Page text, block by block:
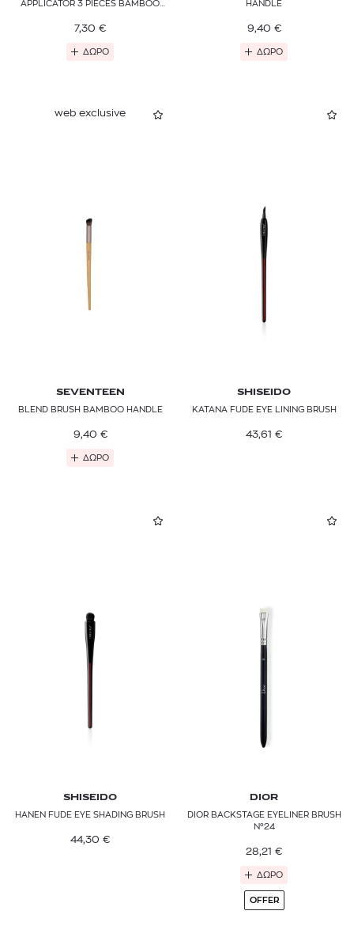
APPLICATOR 3 PIECES BAMBOO
7,30 €
ΔΩΡΟ
HANDLE
9,40 €
ΔΩΡΟ
web exclusive
SEVENTEEN
BLEND BRUSH BAMBOO HANDLE
9,40 €
ΔΩΡΟ
SHISEIDO
KATANA FUDE EYE LINING BRUSH
43,61 €
SHISEIDO
HANEN FUDE EYE SHADING BRUSH
44,30 €
DIOR
DIOR BACKSTAGE EYELINER BRUSH
N°24
28,21 €
ΔΩΡΟ
OFFER